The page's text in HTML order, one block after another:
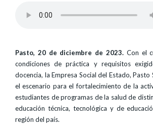
Pasto, 20 de diciembre de 2023. Con el
condiciones de práctica y requisitos
docencia, la Empresa Social del Estado, Pasto
el escenario para el fortalecimiento de la
estudiantes de programas de la salud de
educación técnica, tecnológica y de
región del país.